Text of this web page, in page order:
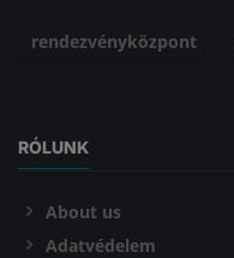
rendezvényközpont
RÓLUNK
About us
Adatvédelem